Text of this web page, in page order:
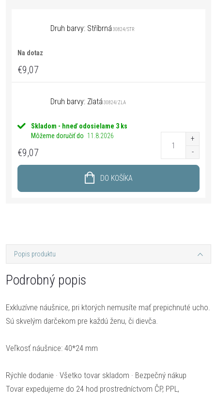
Druh barvy: Stříbrná 30824/STR
Na dotaz
€9,07
Druh barvy: Zlatá 30824/ZLA
Skladom - hneď odosielame 3 ks
Môžeme doručiť do 11.8.2026
€9,07
DO KOŠÍKA
Popis produktu
Podrobný popis
Exkluzívne náušnice, pri ktorých nemusíte mať prepichnuté ucho.
Sú skvelým darčekom pre každú ženu, či dievča.
Veľkosť náušnice: 40*24 mm
Rýchle dodanie · Všetko tovar skladom · Bezpečný nákup
Tovar expedujeme do 24 hod prostredníctvom ČP, PPL,